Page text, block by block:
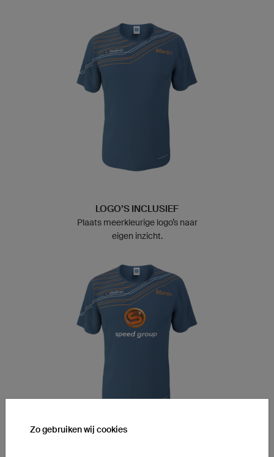
LOGO’S INCLUSIEF
Plaats meerkleurige logo’s naar
eigen inzicht.
Zo gebruiken wij cookies